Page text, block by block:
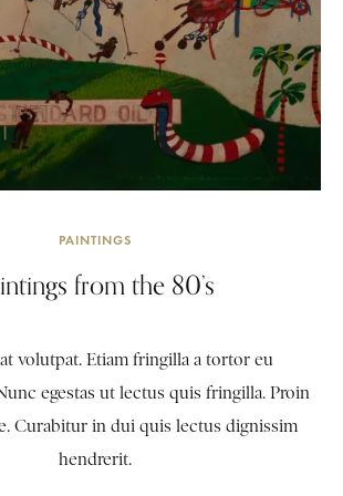
PAINTINGS
from the 80’s
volutpat. Etiam fringilla a tortor eu
egestas ut lectus quis fringilla. Proin
Curabitur in dui quis lectus dignissim
hendrerit.